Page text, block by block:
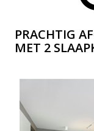
PRACHTIG
MET 2